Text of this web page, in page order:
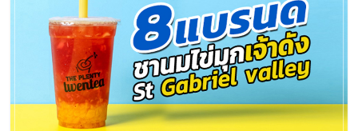
ประเทศไทย,
ThaiSMEsCenter,
รวม